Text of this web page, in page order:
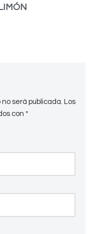
será publicada. Los
con *